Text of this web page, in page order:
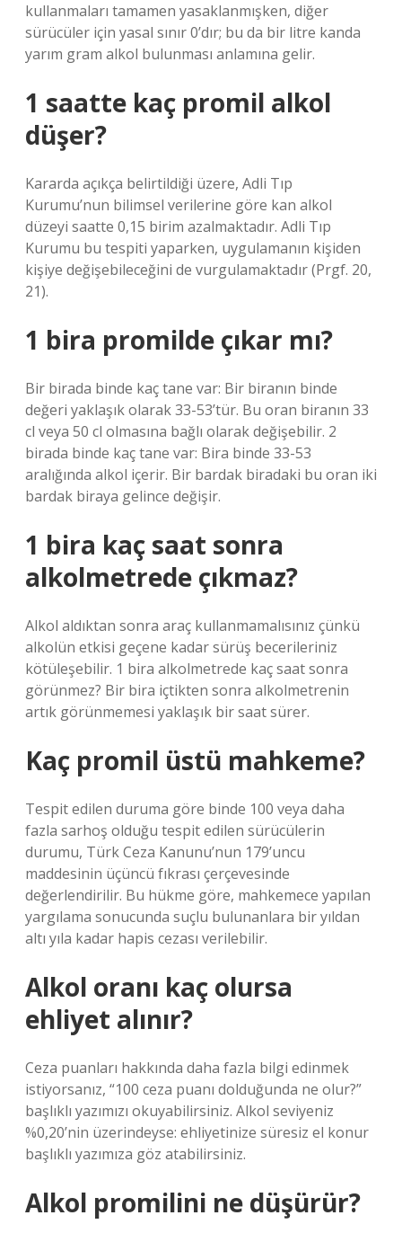
kullanmaları tamamen yasaklanmışken, diğer
sürücüler için yasal sınır 0’dır; bu da bir litre kanda
yarım gram alkol bulunması anlamına gelir.
1 saatte kaç promil alkol
düşer?
Kararda açıkça belirtildiği üzere, Adli Tıp
Kurumu’nun bilimsel verilerine göre kan alkol
düzeyi saatte 0,15 birim azalmaktadır. Adli Tıp
Kurumu bu tespiti yaparken, uygulamanın kişiden
kişiye değişebileceğini de vurgulamaktadır (Prgf. 20,
21).
1 bira promilde çıkar mı?
Bir birada binde kaç tane var: Bir biranın binde
değeri yaklaşık olarak 33-53’tür. Bu oran biranın 33
cl veya 50 cl olmasına bağlı olarak değişebilir. 2
birada binde kaç tane var: Bira binde 33-53
aralığında alkol içerir. Bir bardak biradaki bu oran iki
bardak biraya gelince değişir.
1 bira kaç saat sonra
alkolmetrede çıkmaz?
Alkol aldıktan sonra araç kullanmamalısınız çünkü
alkolün etkisi geçene kadar sürüş becerileriniz
kötüleşebilir. 1 bira alkolmetrede kaç saat sonra
görünmez? Bir bira içtikten sonra alkolmetrenin
artık görünmemesi yaklaşık bir saat sürer.
Kaç promil üstü mahkeme?
Tespit edilen duruma göre binde 100 veya daha
fazla sarhoş olduğu tespit edilen sürücülerin
durumu, Türk Ceza Kanunu’nun 179’uncu
maddesinin üçüncü fıkrası çerçevesinde
değerlendirilir. Bu hükme göre, mahkemece yapılan
yargılama sonucunda suçlu bulunanlara bir yıldan
altı yıla kadar hapis cezası verilebilir.
Alkol oranı kaç olursa
ehliyet alınır?
Ceza puanları hakkında daha fazla bilgi edinmek
istiyorsanız, “100 ceza puanı dolduğunda ne olur?”
başlıklı yazımızı okuyabilirsiniz. Alkol seviyeniz
%0,20’nin üzerindeyse: ehliyetinize süresiz el konur
başlıklı yazımıza göz atabilirsiniz.
Alkol promilini ne düşürür?